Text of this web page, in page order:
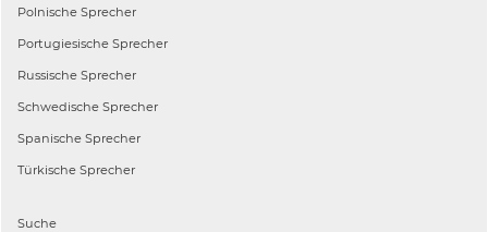
Polnische Sprecher
Portugiesische Sprecher
Russische Sprecher
Schwedische Sprecher
Spanische Sprecher
Türkische Sprecher
Suche